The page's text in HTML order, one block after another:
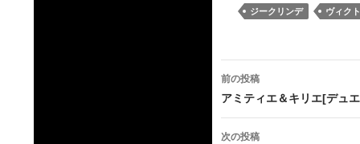
ジークリンデ ヴィク
投
稿
ナ
前の投稿
アミティエ＆キリエ[デュ
次の投稿